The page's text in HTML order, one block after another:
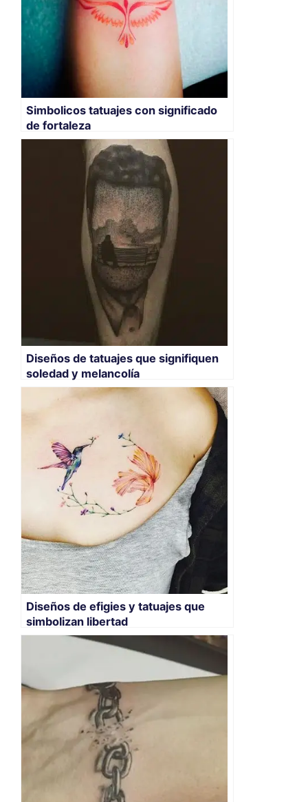
Simbolicos tatuajes con significado
de fortaleza
Diseños de tatuajes que signifiquen
soledad y melancolía
Diseños de efigies y tatuajes que
simbolizan libertad